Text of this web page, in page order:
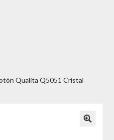
Qualita Q5051 Cristal